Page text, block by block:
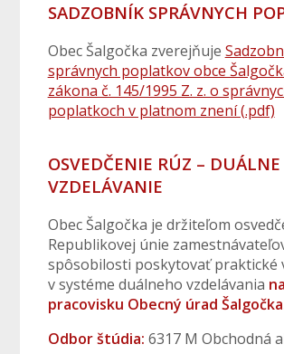
SADZOBNÍK SPRÁVNYCH
Obec Šalgočka zverejňuje
správnych poplatkov obce
zákona č. 145/1995 Z. z. o
poplatkoch v platnom znení (.pdf)
OSVEDČENIE RÚZ – DUÁLNE
VZDELÁVANIE
Obec Šalgočka je držiteľom
Republikovej únie
spôsobilosti poskytovať praktické
v systéme duálneho vzdelávania na
pracovisku Obecný úrad
Odbor štúdia: 6317 M Obchodná